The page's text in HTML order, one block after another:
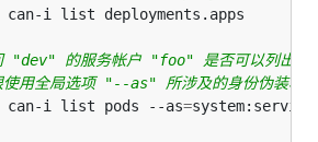
"dev" 的服务帐户 "foo" 是否可以列出
使用全局选项 "--as" 所涉及的身份伪装功
can-i list pods --as=